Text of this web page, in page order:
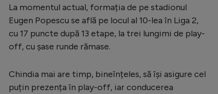
Clasamente
Tenis
Handbal
La momentul actual, formația de pe stadionul
Eugen Popescu se află pe locul al 10-lea în Liga 2,
cu 17 puncte după 13 etape, la trei lungimi de play-
off, cu șase runde rămase.
Chindia mai are timp, bineînțeles, să își asigure cel
puțin prezența în play-off, iar conducerea